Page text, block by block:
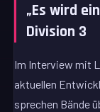
„Es wird
Division 3
Im Interview mit
aktuellen
sprechen Bände